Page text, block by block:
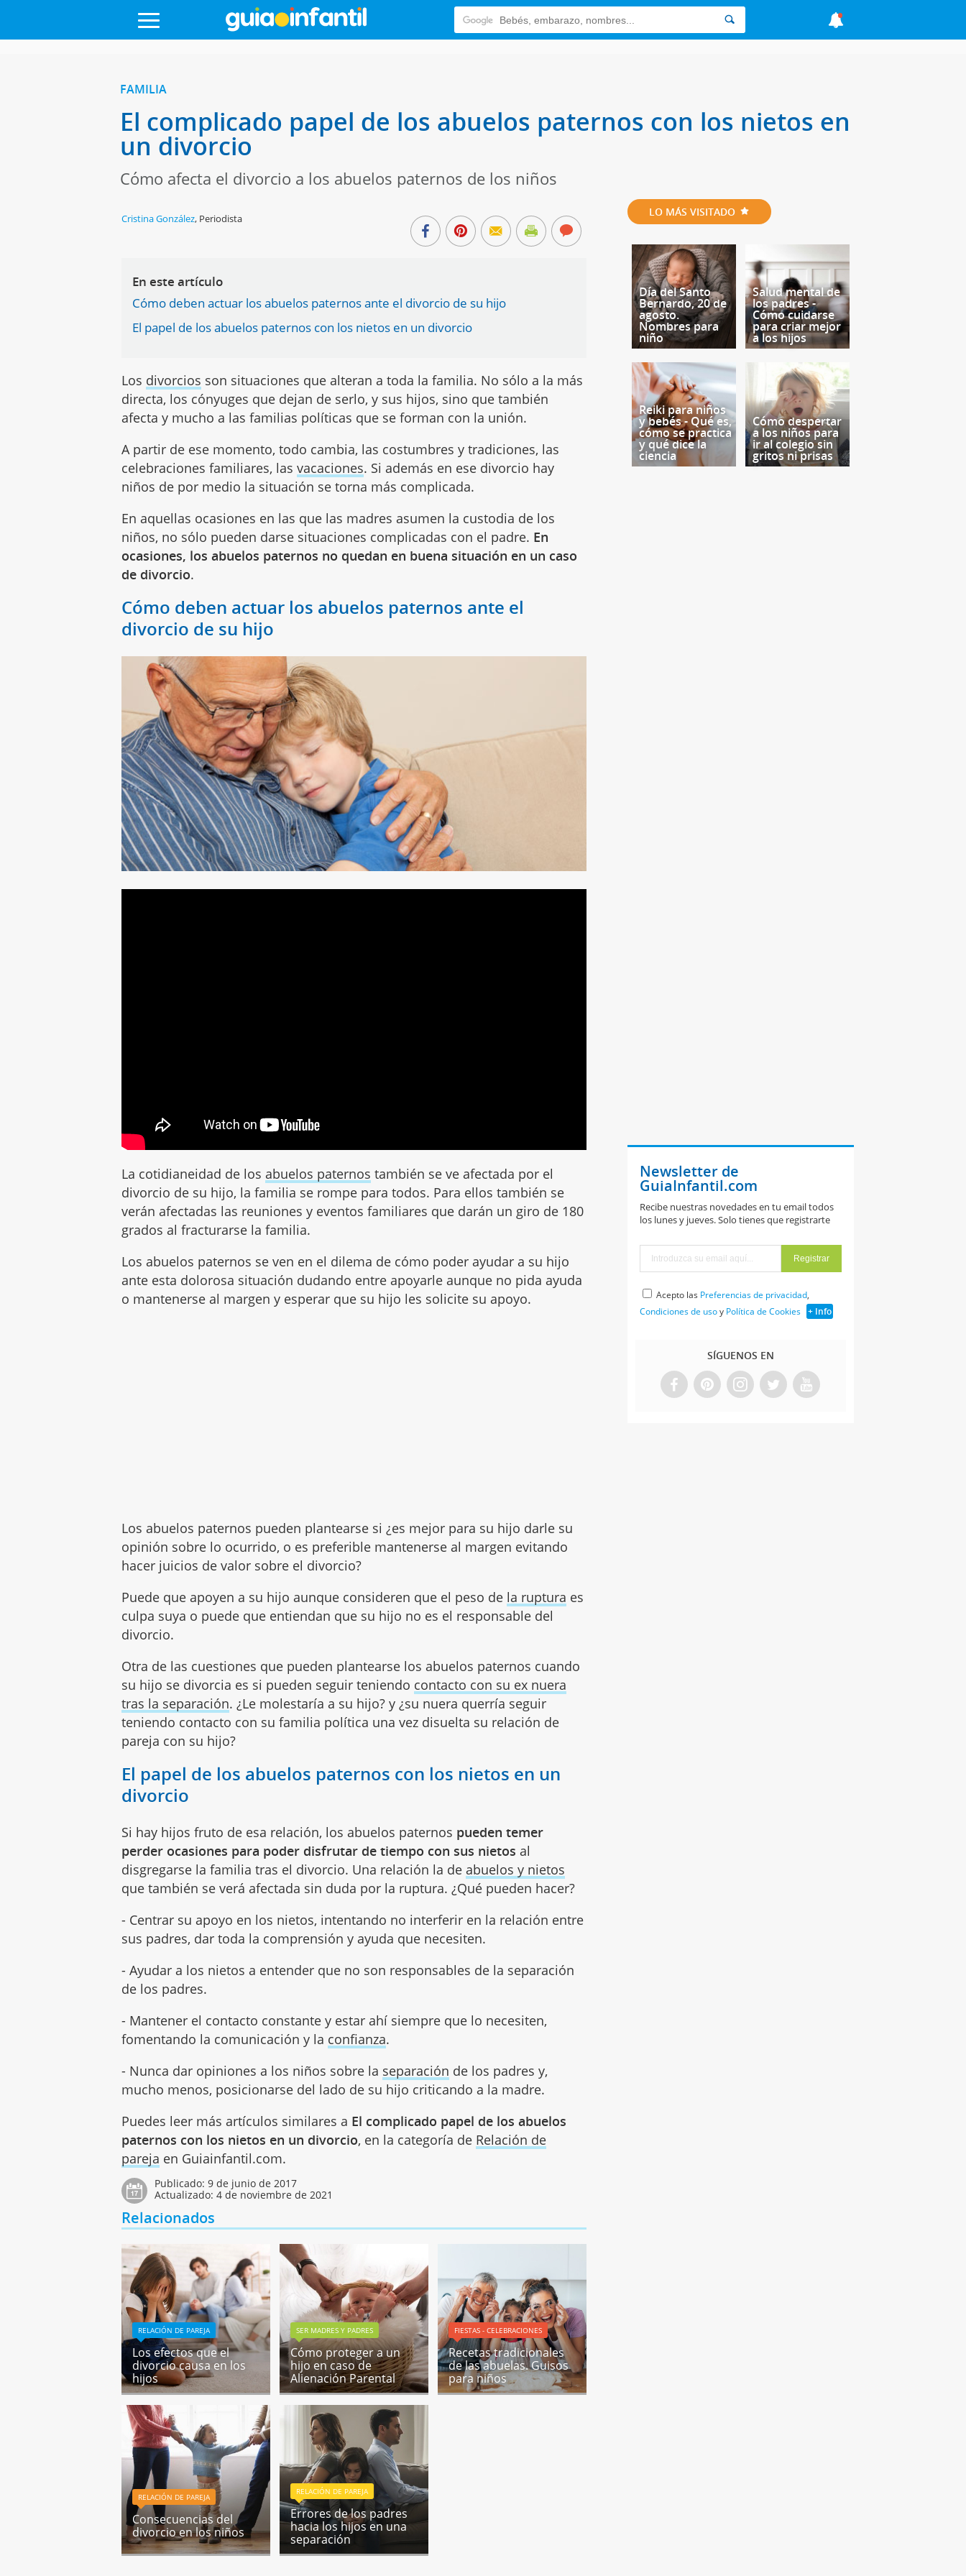
FAMILIA
El complicado papel de los abuelos paternos con los nietos en
un divorcio
Cómo afecta el divorcio a los abuelos paternos de los niños
Cristina González, Periodista
En este artículo
Cómo deben actuar los abuelos paternos ante el divorcio de su hijo
El papel de los abuelos paternos con los nietos en un divorcio
Los divorcios son situaciones que alteran a toda la familia. No sólo a la más
directa, los cónyuges que dejan de serlo, y sus hijos, sino que también
afecta y mucho a las familias políticas que se forman con la unión.
A partir de ese momento, todo cambia, las costumbres y tradiciones, las
celebraciones familiares, lasvacaciones. Si además en ese divorcio hay
niños de por medio la situación se torna más complicada.
En aquellas ocasiones en las que las madres asumen la custodia de los
niños, no sólo pueden darse situaciones complicadas con el padre. En
ocasiones, los abuelos paternos no quedan en buena situación en un caso
de divorcio.
Cómo deben actuar los abuelos paternos ante el
divorcio de su hijo
La cotidianeidad de los abuelos paternos también se ve afectada por el
divorcio de su hijo, la familia se rompe para todos. Para ellos también se
verán afectadas las reuniones y eventos familiares que darán un giro de 180
grados al fracturarse la familia.
Los abuelos paternos se ven en el dilema de cómo poder ayudar a su hijo
ante esta dolorosa situación dudando entre apoyarle aunque no pida ayuda
o mantenerse al margen y esperar que su hijo les solicite su apoyo.
Los abuelos paternos pueden plantearse si ¿es mejor para su hijo darle su
opinión sobre lo ocurrido, o es preferible mantenerse al margen evitando
hacer juicios de valor sobre el divorcio?
Puede que apoyen a su hijo aunque consideren que el peso de la ruptura es
culpa suya o puede que entiendan que su hijo no es el responsable del
divorcio.
Otra de las cuestiones que pueden plantearse los abuelos paternos cuando
su hijo se divorcia es si pueden seguir teniendo contacto con su ex nuera
tras la separación. ¿Le molestaría a su hijo? y ¿su nuera querría seguir
teniendo contacto con su familia política una vez disuelta su relación de
pareja con su hijo?
El papel de los abuelos paternos con los nietos en un
divorcio
Si hay hijos fruto de esa relación, los abuelos paternos pueden temer
perder ocasiones para poder disfrutar de tiempo con sus nietos al
disgregarse la familia tras el divorcio. Una relación la de abuelos y nietos
que también se verá afectada sin duda por la ruptura. ¿Qué pueden hacer?
- Centrar su apoyo en los nietos, intentando no interferir en la relación entre
sus padres, dar toda la comprensión y ayuda que necesiten.
- Ayudar a los nietos a entender que no son responsables de la separación
de los padres.
- Mantener el contacto constante y estar ahí siempre que lo necesiten,
fomentando la comunicación y la confianza.
- Nunca dar opiniones a los niños sobre la separación de los padres y,
mucho menos, posicionarse del lado de su hijo criticando a la madre.
Puedes leer más artículos similares a El complicado papel de los abuelos
paternos con los nietos en un divorcio, en la categoría de Relación de
pareja en Guiainfantil.com.
Publicado:9 de junio de 2017
Actualizado:4 de noviembre de 2021
Relacionados
RELACIÓN DE PAREJA
Los efectos que el
divorcio causa en los
hijos
SER MADRES Y PADRES
Cómo proteger a un
hijo en caso de
Alienación Parental
FIESTAS - CELEBRACIONES
Recetas tradicionales
de las abuelas. Guisos
para niños
RELACIÓN DE PAREJA
Consecuencias del
divorcio en los niños
RELACIÓN DE PAREJA
Errores de los padres
hacia los hijos en una
separación
LO MÁS VISITADO
Día del Santo
Bernardo, 20 de
agosto.
Nombres para
niño
Salud mental de
los padres -
Cómo cuidarse
para criar mejor
a los hijos
Reiki para niños
y bebés - Qué es,
cómo se practica
y qué dice la
ciencia
Cómo despertar
a los niños para
ir al colegio sin
gritos ni prisas
Newsletter de
GuiaInfantil.com
Recibe nuestras novedades en tu email todos
los lunes y jueves. Solo tienes que registrarte
Acepto las Preferencias de privacidad,
Condiciones de usoy Política de Cookies + Info
SÍGUENOS EN